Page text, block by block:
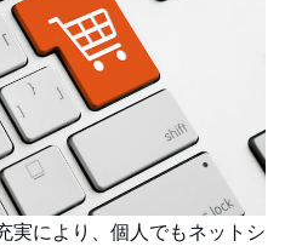
実により、個人でもネットシ